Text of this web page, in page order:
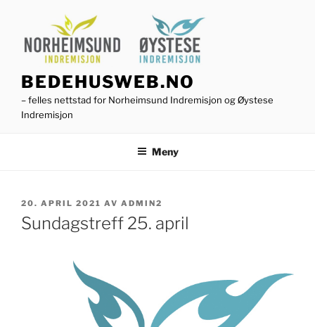
innhold
BEDEHUSWEB.NO
– felles nettstad for Norheimsund Indremisjon og Øystese
Indremisjon
Meny
PUBLISERT
20. APRIL 2021 AV ADMIN2
Sundagstreff 25. april